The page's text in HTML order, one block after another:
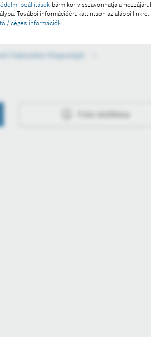
beállítások bármikor visszavonhatja a
További információért kattintson az alábbi linkre:
/ céges információk.
díjmentesen felhasználható.
Fejlesztési Központját
Fotó letöltése